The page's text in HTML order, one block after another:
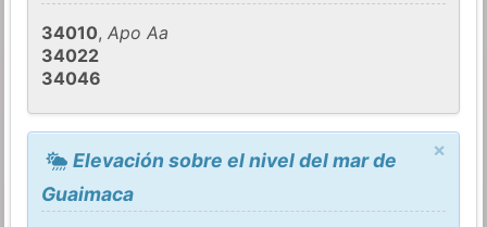
34010,Apo Aa
34022
34046
×
Elevación sobre el nivel del mar de
Guaimaca